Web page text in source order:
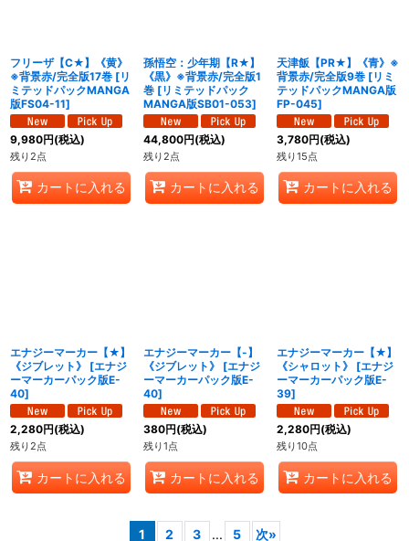
フリーザ【C★】《黄》
※背景赤/完全版17巻 [リ
ミテッドパックMANGA
版FS04-11]
9,980円(税込)
残り2点
カートに入れる
孫悟空：少年期【R★】
《黒》※背景赤/完全版1
巻 [リミテッドパック
MANGA版SB01-053]
44,800円(税込)
残り2点
カートに入れる
天津飯【PR★】《青》※
背景赤/完全版9巻 [リミ
テッドパックMANGA版
FP-045]
3,780円(税込)
残り15点
カートに入れる
エナジーマーカー【★】
《ジブレット》
[エナジ
ーマーカーパック版E-
40]
2,280円(税込)
残り2点
カートに入れる
エナジーマーカー【-】
《ジブレット》
[エナジ
ーマーカーパック版E-
40]
380円(税込)
残り1点
カートに入れる
エナジーマーカー【★】
《シャロット》
[エナジ
ーマーカーパック版E-
39]
2,280円(税込)
残り10点
カートに入れる
1 2 3 ... 5 次»